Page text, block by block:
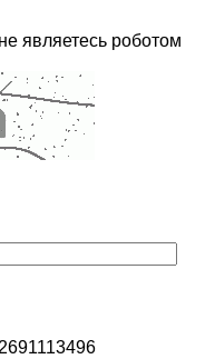
являетесь роботом